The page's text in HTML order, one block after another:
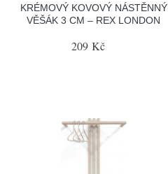
KRÉMOVÝ KOVOVÝ NÁSTĚNNÝ
VĚŠÁK 3 CM – REX LONDON
209 Kč